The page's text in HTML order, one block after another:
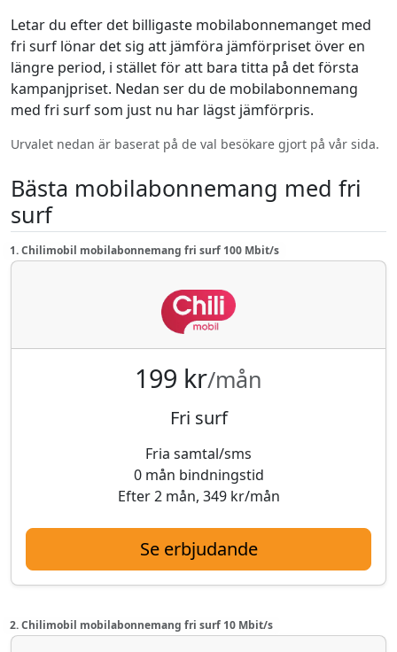
Letar du efter det billigaste mobilabonnemanget med
fri surf lönar det sig att jämföra jämförpriset över en
längre period, i stället för att bara titta på det första
kampanjpriset. Nedan ser du de mobilabonnemang
med fri surf som just nu har lägst jämförpris.
Urvalet nedan är baserat på de val besökare gjort på vår sida.
Bästa mobilabonnemang med fri
surf
1. Chilimobil mobilabonnemang fri surf 100 Mbit/s
199 kr/mån
Fri surf
Fria samtal/sms
0 mån bindningstid
Efter 2 mån, 349 kr/mån
Se erbjudande
2. Chilimobil mobilabonnemang fri surf 10 Mbit/s